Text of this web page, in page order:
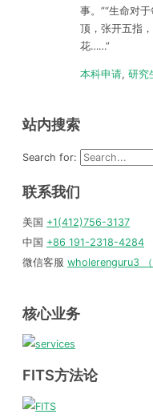
事。”“生命对
顶，张开五指
花……”
本科申请, 研究
站内搜索
Search for:
联系我们
美国 +1(412)756-3137
中国 +86 191-2318-4284
微信客服 wholerenguru3 （
核心业务
FITS方法论